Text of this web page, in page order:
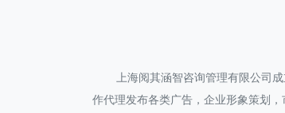
上海阅其涵智咨询管理有限公司
作代理发布各类广告，企业形象策划